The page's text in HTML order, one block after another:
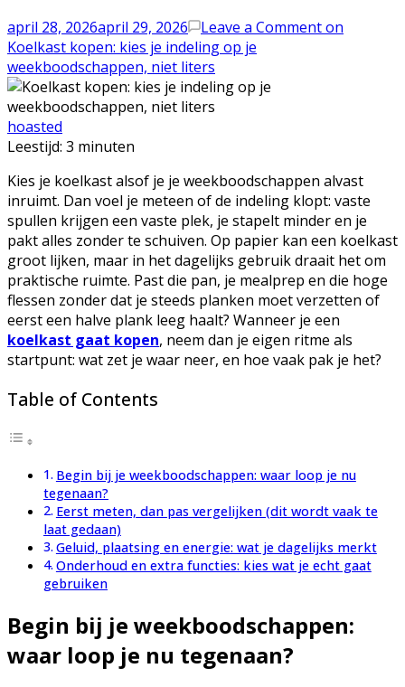
april 28, 2026april 29, 2026 Leave a Commenton
Koelkast kopen: kies je indeling op je
weekboodschappen, niet liters
hoasted
Leestijd: 3 minuten
Kies je koelkast alsof je je weekboodschappen alvast
inruimt. Dan voel je meteen of de indeling klopt: vaste
spullen krijgen een vaste plek, je stapelt minder en je
pakt alles zonder te schuiven. Op papier kan een koelkast
groot lijken, maar in het dagelijks gebruik draait het om
praktische ruimte. Past die pan, je mealprep en die hoge
flessen zonder dat je steeds planken moet verzetten of
eerst een halve plank leeg haalt? Wanneer je een
koelkast gaat kopen, neem dan je eigen ritme als
startpunt: wat zet je waar neer, en hoe vaak pak je het?
Table of Contents
Begin bij je weekboodschappen: waar loop je nu
tegenaan?
Eerst meten, dan pas vergelijken (dit wordt vaak te
laat gedaan)
Geluid, plaatsing en energie: wat je dagelijks merkt
Onderhoud en extra functies: kies wat je echt gaat
gebruiken
Begin bij je weekboodschappen:
waar loop je nu tegenaan?